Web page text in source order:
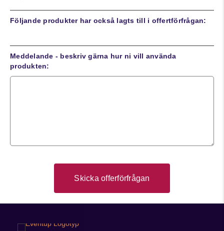
Följande produkter har också lagts till i offertförfrågan:
Meddelande - beskriv gärna hur ni vill använda
produkten: